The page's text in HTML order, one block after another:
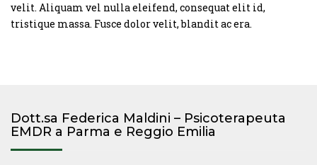
velit. Aliquam vel nulla eleifend, consequat elit id,
tristique massa. Fusce dolor velit, blandit ac era.
Dott.sa Federica Maldini – Psicoterapeuta
EMDR a Parma e Reggio Emilia